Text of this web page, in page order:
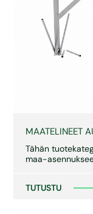
MAATELINEET
Tähän
maa-
TUTUSTU